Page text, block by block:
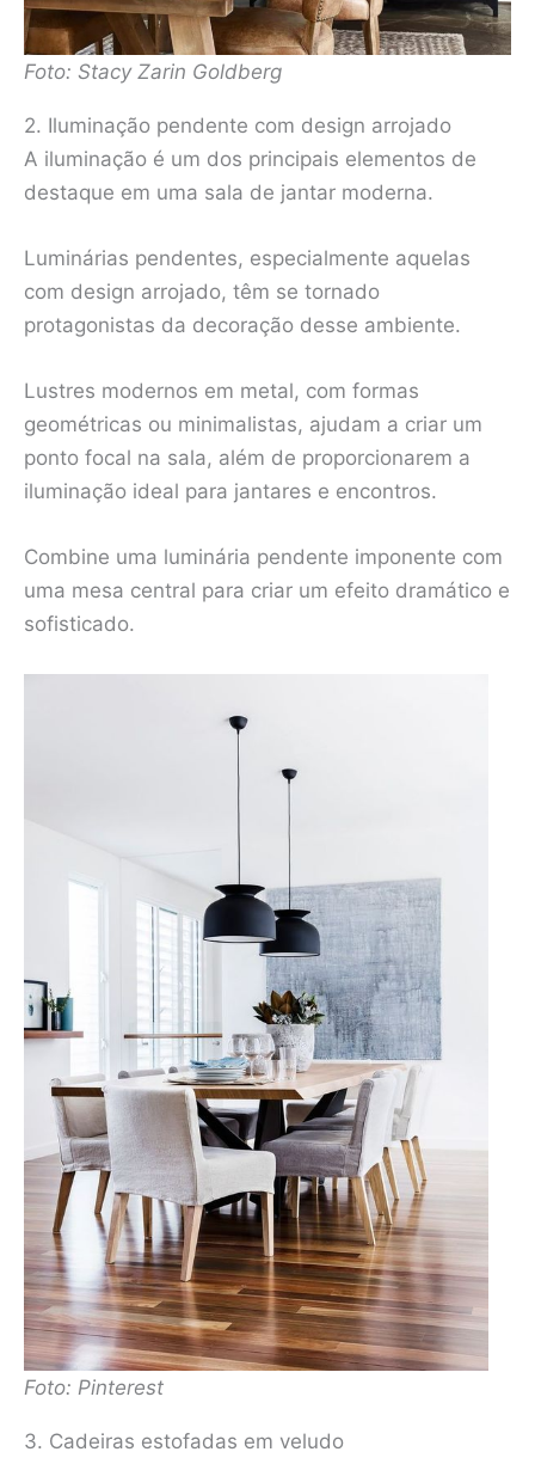
Foto: Stacy Zarin Goldberg
2. Iluminação pendente com design arrojado
A iluminação é um dos principais elementos de
destaque em uma sala de jantar moderna.
Luminárias pendentes, especialmente aquelas
com design arrojado, têm se tornado
protagonistas da decoração desse ambiente.
Lustres modernos em metal, com formas
geométricas ou minimalistas, ajudam a criar um
ponto focal na sala, além de proporcionarem a
iluminação ideal para jantares e encontros.
Combine uma luminária pendente imponente com
uma mesa central para criar um efeito dramático e
sofisticado.
Foto: Pinterest
3. Cadeiras estofadas em veludo